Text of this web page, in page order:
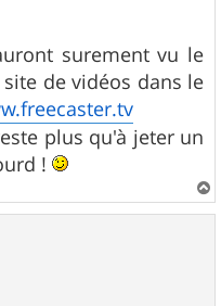
surement vu le
de vidéos dans le
plus qu'à jeter un
!
a